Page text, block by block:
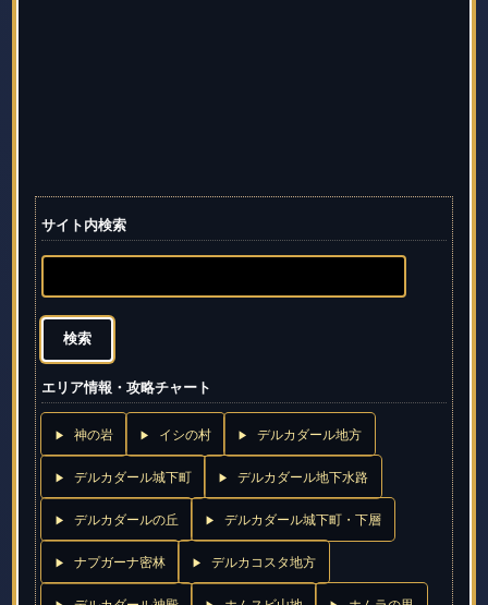
サイト内検索
エリア情報・攻略チャート
神の岩 イシの村 デルカダール地方
デルカダール城下町 デルカダール地下水路
デルカダールの丘 デルカダール城下町・下層
ナプガーナ密林 デルカコスタ地方